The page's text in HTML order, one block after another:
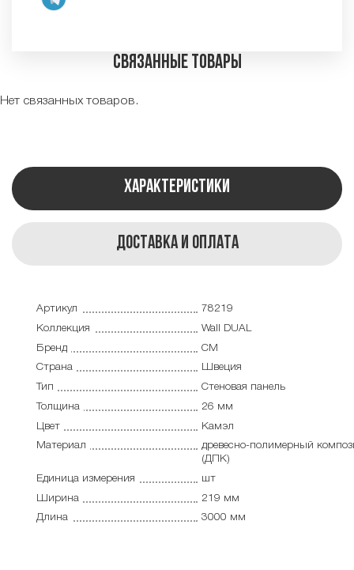
Связанные товары
Нет связанных товаров.
Характеристики
Доставка и оплата
Артикул
78219
Коллекция
Wall DUAL
Бренд
CM
Страна
Швеция
Тип
Cтеновая панель
Толщина
26 мм
Цвет
Камэл
Материал
древесно-полимерный
(ДПК)
Единица измерения
шт
Ширина
219 мм
Длина
3000 мм